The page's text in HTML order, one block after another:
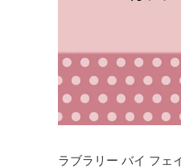
ラブラリー バイ フェ